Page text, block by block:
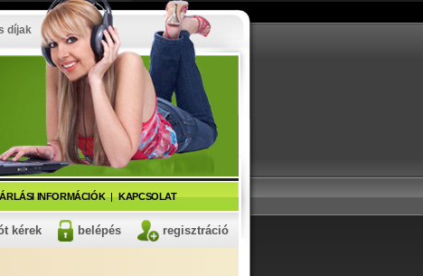
díjak
INFORMÁCIÓK KAPCSOLAT
kérek belépés regisztráció